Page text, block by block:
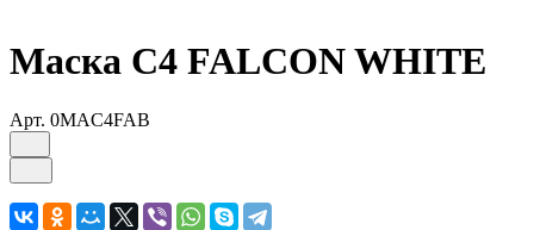
Маска C4 FALCON WHITE
Арт. 0MAC4FAB